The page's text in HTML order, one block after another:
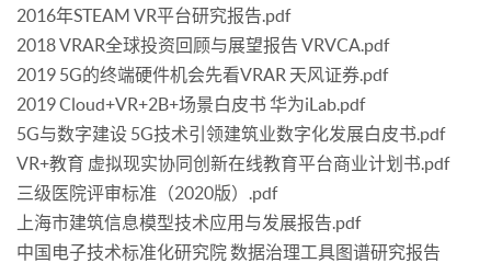
2016年STEAM VR平台研究报告.pdf
2018 VRAR全球投资回顾与展望报告 VRVCA.pdf
2019 5G的终端硬件机会先看VRAR 天风证券.pdf
2019 Cloud+VR+2B+场景白皮书 华为iLab.pdf
5G与数字建设 5G技术引领建筑业数字化发展白皮书.pdf
VR+教育 虚拟现实协同创新在线教育平台商业计划书.pdf
三级医院评审标准（2020版）.pdf
上海市建筑信息模型技术应用与发展报告.pdf
中国电子技术标准化研究院 数据治理工具图谱研究报告